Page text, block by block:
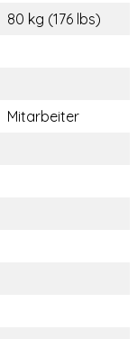
80 kg (176 lbs)
Mitarbeiter